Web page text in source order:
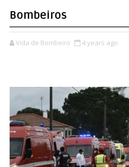
Bombeiros
Vida de Bombeiro 4 years ago